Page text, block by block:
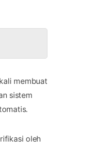
membuat
sistem
oleh